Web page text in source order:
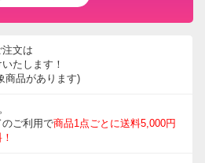
文は
たします！
商品があります)
ご利用で商品1点ごとに送料5,000円